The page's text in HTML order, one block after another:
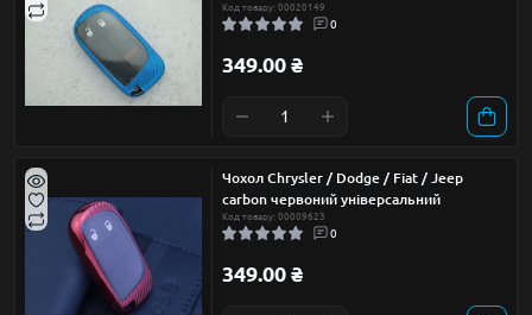
Код товару: 00020149
0
349.00 ₴
Чохол Chrysler / Dodge / Fiat / Jeep
carbon червоний універсальний
Код товару: 00009623
0
349.00 ₴